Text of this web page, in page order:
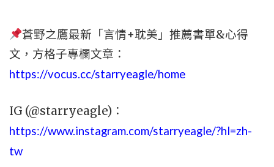
蒼野之鷹最新「言情+耽美」推薦書單&心得
文， 方格子專欄文章：
https://vocus.cc/starryeagle/home
IG (@starryeagle)：
https://www.instagram.com/starryeagle/?hl=zh-
tw